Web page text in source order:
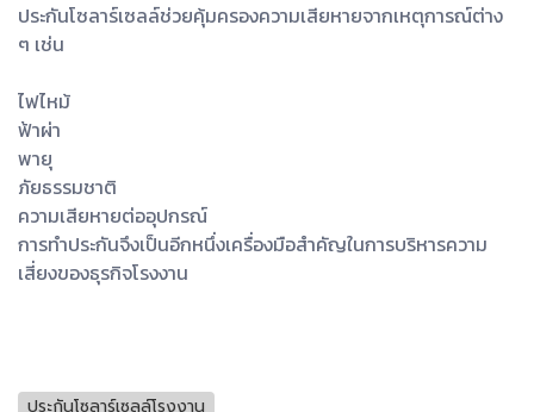
ประกันโซลาร์เซลล์ช่วยคุ้มครองความเสียหายจากเหตุการณ์ต่าง
ๆ เช่น
ไฟไหม้
ฟ้าผ่า
พายุ
ภัยธรรมชาติ
ความเสียหายต่ออุปกรณ์
การทำประกันจึงเป็นอีกหนึ่งเครื่องมือสำคัญในการบริหารความ
เสี่ยงของธุรกิจโรงงาน
ประกันโซลาร์เซลล์โรงงาน